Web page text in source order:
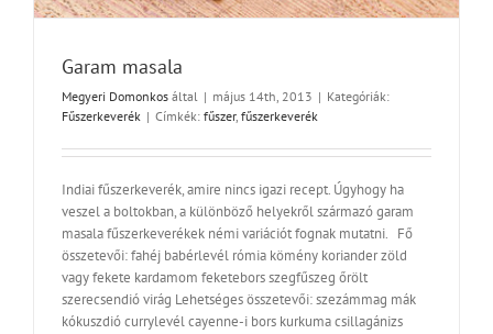
Garam masala
Megyeri Domonkos által | május 14th, 2013 | Kategóriák:
Fűszerkeverék | Címkék: fűszer, fűszerkeverék
Indiai fűszerkeverék, amire nincs igazi recept. Úgyhogy ha
veszel a boltokban, a különböző helyekről származó garam
masala fűszerkeverékek némi variációt fognak mutatni. Fő
összetevői: fahéj babérlevél rómia kömény koriander zöld
vagy fekete kardamom feketebors szegfűszeg őrölt
szerecsendió virág Lehetséges összetevői: szezámmag mák
kókuszdió currylevél cayenne-i bors kurkuma csillagánizs